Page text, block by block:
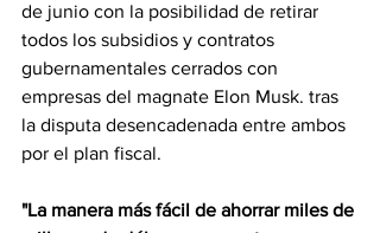
de junio con la posibilidad de retirar
todos los subsidios y contratos
gubernamentales cerrados con
empresas del magnate Elon Musk. tras
la disputa desencadenada entre ambos
por el plan fiscal.
"La manera más fácil de ahorrar miles de